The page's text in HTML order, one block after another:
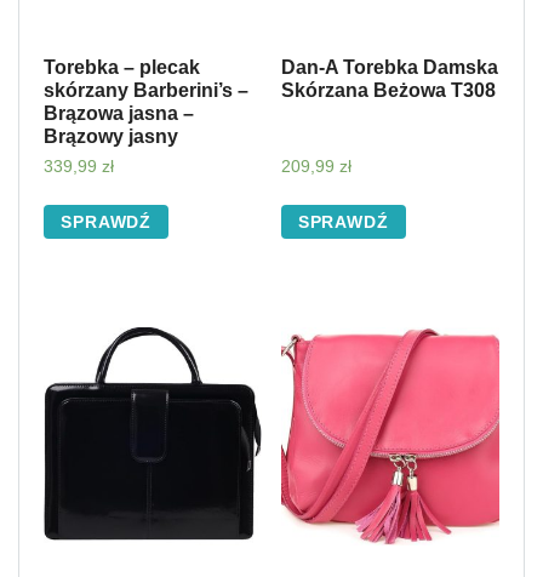
Torebka – plecak
skórzany Barberini’s –
Brązowa jasna –
Brązowy jasny
339,99 zł
SPRAWDŹ
Dan-A Torebka Damska
Skórzana Beżowa T308
209,99 zł
SPRAWDŹ